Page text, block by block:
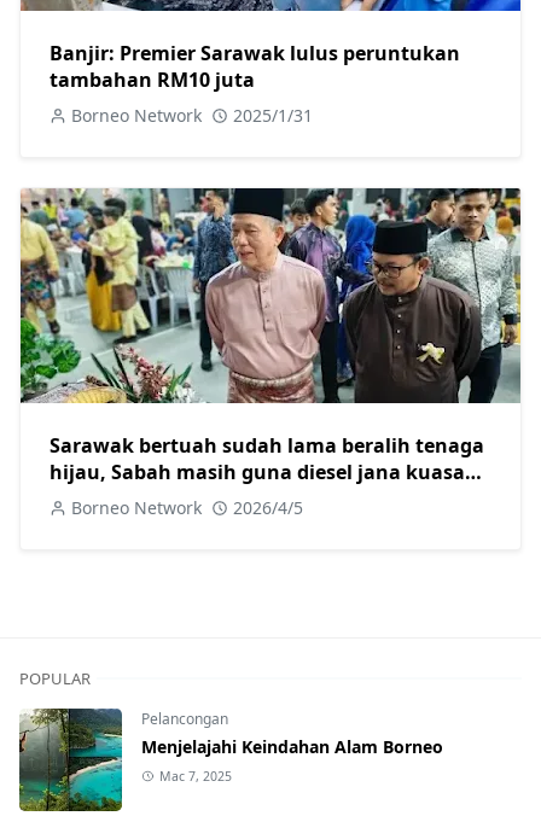
Banjir: Premier Sarawak lulus peruntukan
tambahan RM10 juta
Borneo Network 2025/1/31
Sarawak bertuah sudah lama beralih tenaga
hijau, Sabah masih guna diesel jana kuasa
elektrik
Borneo Network 2026/4/5
POPULAR
Pelancongan
Menjelajahi Keindahan Alam Borneo
Mac 7, 2025